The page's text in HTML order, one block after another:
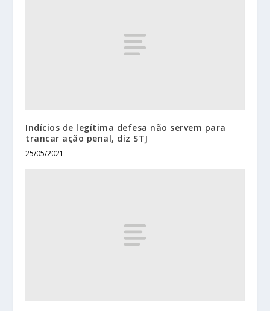
Indícios de legítima defesa não servem para
trancar ação penal, diz STJ
25/05/2021